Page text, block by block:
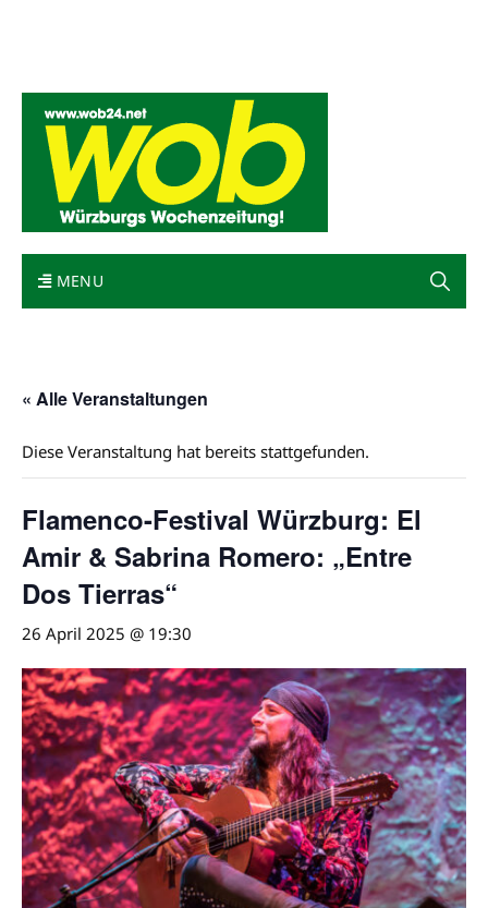
MENU
« Alle Veranstaltungen
Diese Veranstaltung hat bereits stattgefunden.
Flamenco-Festival Würzburg: El
Amir & Sabrina Romero: „Entre
Dos Tierras“
26 April 2025 @ 19:30